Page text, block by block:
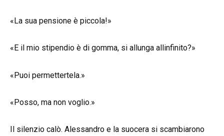
«La sua pensione è piccola!»
«E il mio stipendio è di gomma, si allunga allinfinito?»
«Puoi permettertela.»
«Posso, ma non voglio.»
Il silenzio calò. Alessandro e la suocera si scambiarono